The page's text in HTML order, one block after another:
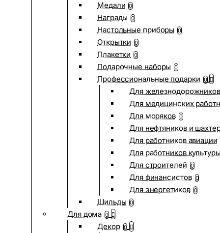
Медали 0
Награды 0
Настольные приборы 0
Открытки 0
Плакетки 0
Подарочные наборы 0
Профессиональные подарки 0
Для железнодорожников
Для медицинских
Для моряков 0
Для нефтяников и
Для работников авиации
Для работников
Для строителей 0
Для финансистов 0
Для энергетиков 0
Шильды 0
Для дома 0
Декор 0